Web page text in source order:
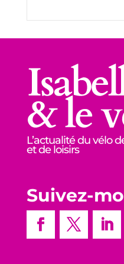
L’actualité du vélo
et de loisirs
Suivez-